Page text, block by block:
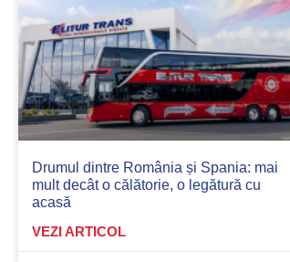
Drumul dintre România și Spania: mai
mult decât o călătorie, o legătură cu
acasă
VEZI ARTICOL